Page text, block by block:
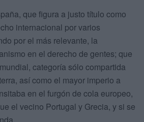
que figura a justo título como
internacional por varios
por el más relevante, la
en el derecho de gentes; que
categoría sólo compartida
así como el mayor imperio a
en el furgón de cola europeo,
el vecino Portugal y Grecia, y si se